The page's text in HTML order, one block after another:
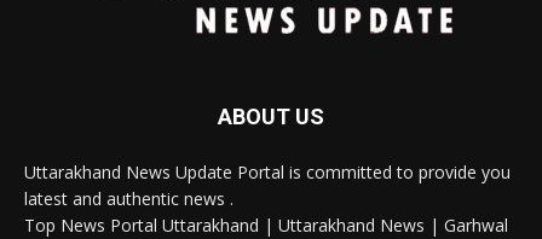
ABOUT US
Uttarakhand News Update Portal is committed to provide you
latest and authentic news .
Top News Portal Uttarakhand | Uttarakhand News | Garhwal